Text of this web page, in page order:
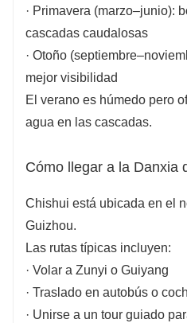
· Primavera (marzo–junio):
cascadas caudalosas
· Otoño
mejor visibilidad
El verano es húmedo pero
agua en las cascadas.
Cómo llegar a la Danxia
Chishui está ubicada en el
Guizhou.
Las rutas típicas incluyen:
· Volar a Zunyi o Guiyang
· Traslado en autobús o
· Unirse a un tour guiado